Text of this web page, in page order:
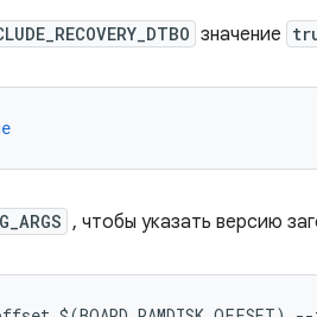
значение
, чтобы указать версию